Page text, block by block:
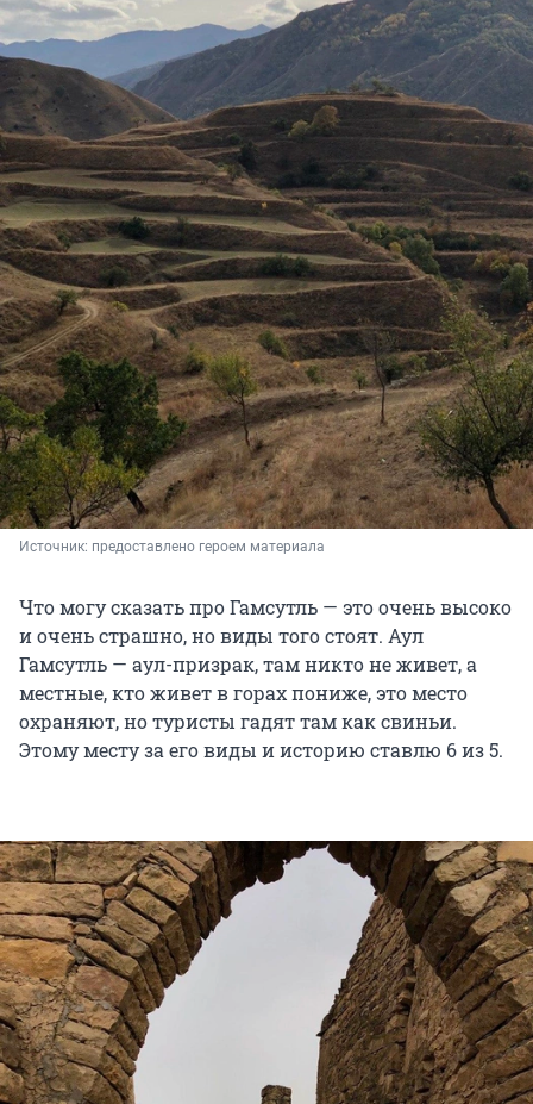
Источник: предоставлено героем материала
Что могу сказать про Гамсутль — это очень высоко
и очень страшно, но виды того стоят. Аул
Гамсутль — аул-призрак, там никто не живет, а
местные, кто живет в горах пониже, это место
охраняют, но туристы гадят там как свиньи.
Этому месту за его виды и историю ставлю 6 из 5.